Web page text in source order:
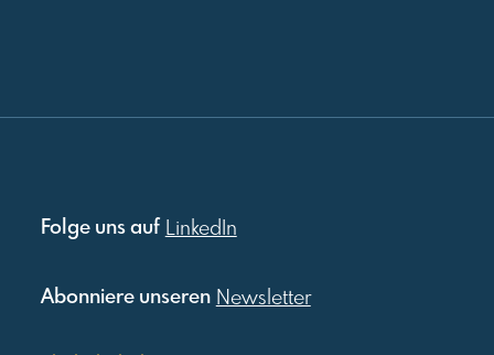
Folge uns auf LinkedIn
Abonniere unseren Newsletter